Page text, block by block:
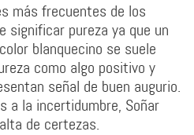
más frecuentes de los
significar pureza ya que un
blanquecino se suele
como algo positivo y
señal de buen augurio.
a la incertidumbre, Soñar
de certezas.